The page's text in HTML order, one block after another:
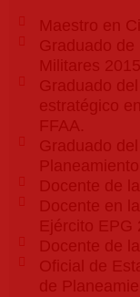
Maestro en
Graduado
Militares
Graduado
estratégico
FFAA.
Graduado
Docente de
Docente en
Ejército EPG
Docente de
Oficial de
de